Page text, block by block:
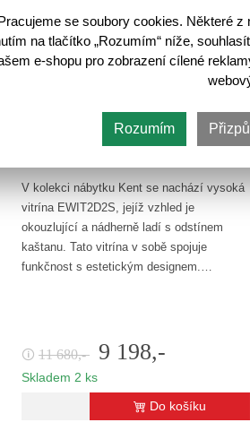
Kent Vitrína EWIT2D2S, kaštan
V kolekci nábytku Kent se nachází vysoká
vitrína EWIT2D2S, jejíž vzhled je
okouzlující a nádherně ladí s odstínem
kaštanu. Tato vitrína v sobě spojuje
funkčnost s estetickým designem.…
🛈 11 680,- 9 198,-
Skladem 2 ks
Do košíku
se soubory cookies. Některé
na tlačítko „Rozumím“ níže,
e-shopu pro zobrazení cílené
Rozumím